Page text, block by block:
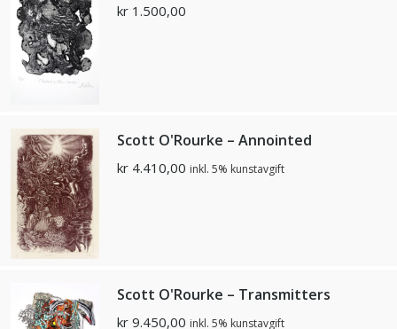
kr 1.500,00
Scott O'Rourke – Annointed
kr 4.410,00 inkl. 5% kunstavgift
Scott O'Rourke – Transmitters
kr 9.450,00 inkl. 5% kunstavgift